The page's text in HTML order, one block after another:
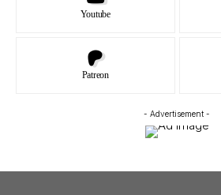
Youtube
Patreon
- Advertisement -